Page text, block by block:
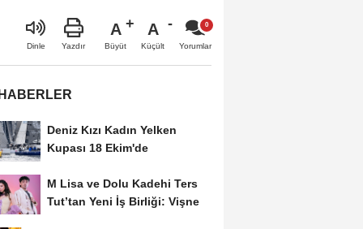
Dinle Yazdır
A
Büyüt
A
Küçült Yorumlar
Deniz Kızı Kadın Yelken
Kupası 18 Ekim'de
M Lisa ve Dolu Kadehi Ters
Tut’tan Yeni İş Birliği: Vişne